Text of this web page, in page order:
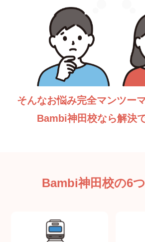
そんなお悩み完全マンツー
Bambi神田校なら解決
Bambi神田校の6